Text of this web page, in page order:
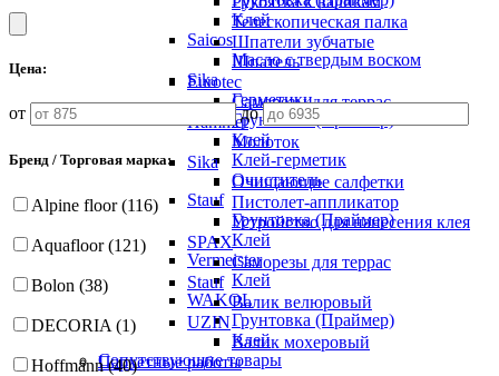
Клей
Saicos
Масло с твердым воском
Sika
Герметики
Грунтовка (Праймер)
Клей
Клей-герметик
Очиститель
Stauf
Грунтовка (Праймер)
Клей
Vermeister
Клей
WAKOL
Грунтовка (Праймер)
Клей
Сопутствующие товары
Телескопическая палка
Шпатели зубчатые
Шпатель
Eurotec
Саморезы для террас
Hammer
Молоток
Sika
Очищающие салфетки
Пистолет-аппликатор
Устройство для нанесения клея
SPAX
Саморезы для террас
Stauf
Валик велюровый
UZIN
Валик мохеровый
Паркетные работы
Цена:
от до
Бренд / Торговая марка:
Alpine floor (116)
Aquafloor (121)
Bolon (38)
DECORIA (1)
Hoffmann (40)